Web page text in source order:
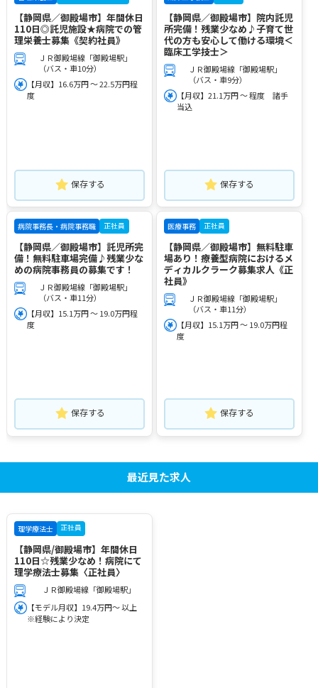
【静岡県／御殿場市】年間休日
110日◎託児施設★病院での管
理栄養士募集《契約社員》
ＪＲ御殿場線「御殿場駅」
（バス・車10分）
【月収】16.6万円 ～ 22.5万円程
度
保存する
【静岡県／御殿場市】院内託児
所完備！残業少なめ♪子育て世
代の方も安心して働ける環境＜
臨床工学技士＞
ＪＲ御殿場線「御殿場駅」
（バス・車9分）
【月収】21.1万円 ～ 程度 諸手
当込
保存する
病院事務長・病院事務職 正社員
【静岡県／御殿場市】託児所完
備！無料駐車場完備♪残業少な
めの病院事務員の募集です！
ＪＲ御殿場線「御殿場駅」
（バス・車11分）
【月収】15.1万円 ～ 19.0万円程
度
保存する
医療事務 正社員
【静岡県／御殿場市】無料駐車
場あり！療養型病院におけるメ
ディカルクラーク募集求人《正
社員》
ＪＲ御殿場線「御殿場駅」
（バス・車11分）
【月収】15.1万円 ～ 19.0万円程
度
保存する
最近見た求人
理学療法士 正社員
【静岡県/御殿場市】年間休日
110日☆残業少なめ！病院にて
理学療法士募集〈正社員〉
ＪＲ御殿場線「御殿場駅」
【モデル月収】19.4万円～ 以上
※経験により決定